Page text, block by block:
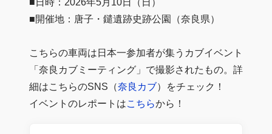
■開催地：唐子・鑓遺跡史跡公園（奈良県）
こちらの車両は日本一参加者が集うカブイベント
「奈良カブミーティング」で撮影されたもの。詳
細はこちらのSNS（奈良カブ）をチェック！
イベントのレポートはこちらから！